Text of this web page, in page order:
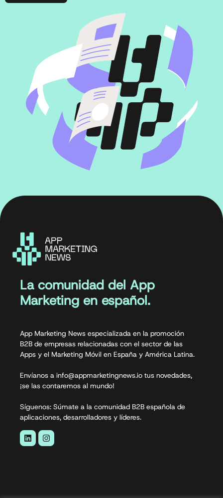
La comunidad del App
Marketing en español.
App Marketing News especializada en la promoción
B2B de empresas relacionadas con el sector de las
Apps y el Marketing Móvil en España y América Latina.
Envíanos a info@appmarketingnews.io tus novedades,
¡se las contaremos al mundo!
Síguenos: Súmate a la comunidad B2B española de
aplicaciones, desarrolladores y líderes.